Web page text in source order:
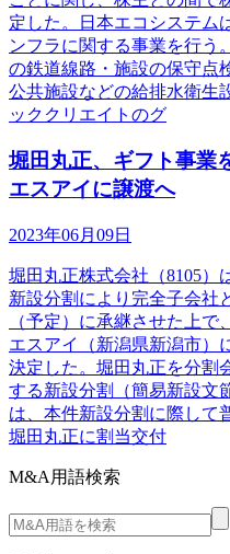
定した。日本エコシステム
ンフラに関する事業を行う
の鉄道線路・施設の保守点
公共施設などの給排水衛生
ッククリエイトのグ
堀田丸正、ギフト事業
エスアイに譲渡へ
2023年06月09日
堀田丸正株式会社（8105）
新設分割により完全子会社
（予定）に承継させた上
エスアイ（新潟県新潟市）
決定した。堀田丸正を分割
する新設分割（簡易新設文
は、本件新設分割に際して
堀田丸正に割当交付
M&A用語検索